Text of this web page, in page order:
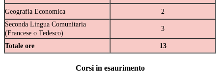
Geografia Economica
2
Seconda Lingua Comunitaria
(Francese o Tedesco)
3
Totale ore 13
Corsi in esaurimento